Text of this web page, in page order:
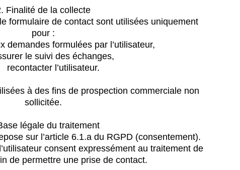
Finalité de la collecte
formulaire de contact sont utilisées uniquement
pour :
demandes formulées par l’utilisateur,
le suivi des échanges,
recontacter l’utilisateur.
à des fins de prospection commerciale non
sollicitée.
légale du traitement
sur l’article 6.1.a du RGPD (consentement).
consent expressément au traitement de
de permettre une prise de contact.